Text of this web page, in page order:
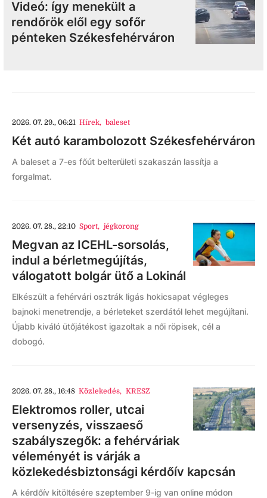
Videó: így menekült a
rendőrök elől egy sofőr
pénteken Székesfehérváron
2026. 07. 29., 06:21 Hírek, baleset
Két autó karambolozott Székesfehérváron
A baleset a 7-es főút belterületi szakaszán lassítja a
forgalmat.
2026. 07. 28., 22:10 Sport, jégkorong
Megvan az ICEHL-sorsolás,
indul a bérletmegújítás,
válogatott bolgár ütő a Lokinál
Elkészült a fehérvári osztrák ligás hokicsapat végleges
bajnoki menetrendje, a bérleteket szerdától lehet megújítani.
Újabb kiváló ütőjátékost igazoltak a női röpisek, cél a
dobogó.
2026. 07. 28., 16:48 Közlekedés, KRESZ
Elektromos roller, utcai
versenyzés, visszaeső
szabályszegők: a fehérváriak
véleményét is várják a
közlekedésbiztonsági kérdőív kapcsán
A kérdőív kitöltésére szeptember 9-ig van online módon